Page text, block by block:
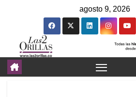
agosto 9, 2026